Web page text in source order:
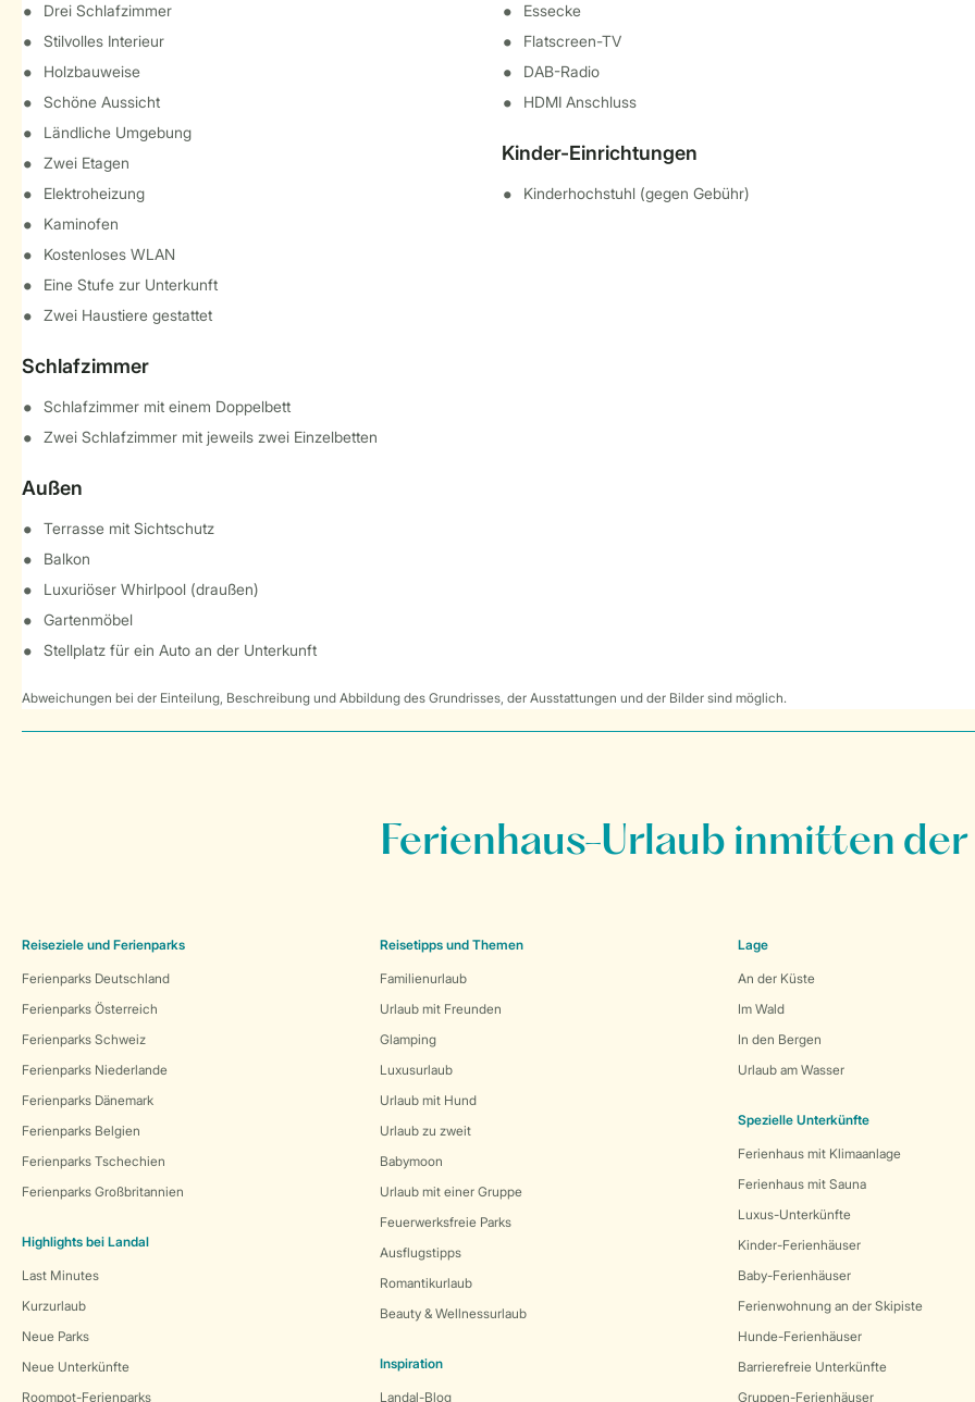
Drei Schlafzimmer
Stilvolles Interieur
Holzbauweise
Schöne Aussicht
Ländliche Umgebung
Zwei Etagen
Elektroheizung
Kaminofen
Kostenloses WLAN
Eine Stufe zur Unterkunft
Zwei Haustiere gestattet
Schlafzimmer
Schlafzimmer mit einem Doppelbett
Zwei Schlafzimmer mit jeweils zwei Einzelbetten
Außen
Terrasse mit Sichtschutz
Balkon
Luxuriöser Whirlpool (draußen)
Gartenmöbel
Stellplatz für ein Auto an der Unterkunft
Essecke
Flatscreen-TV
DAB-Radio
HDMI Anschluss
Kinder-Einrichtungen
Kinderhochstuhl (gegen Gebühr)
Abweichungen bei der Einteilung, Beschreibung und Abbildung des Grundrisses, der Ausstattungen und der Bilder sind möglich.
Ferienhaus-Urlaub inmitten
Reiseziele und Ferienparks
Ferienparks Deutschland
Ferienparks Österreich
Ferienparks Schweiz
Ferienparks Niederlande
Ferienparks Dänemark
Ferienparks Belgien
Ferienparks Tschechien
Ferienparks Großbritannien
Highlights bei Landal
Last Minutes
Kurzurlaub
Neue Parks
Neue Unterkünfte
Roompot-Ferienparks
Reisetipps und Themen
Familienurlaub
Urlaub mit Freunden
Glamping
Luxusurlaub
Urlaub mit Hund
Urlaub zu zweit
Babymoon
Urlaub mit einer Gruppe
Feuerwerksfreie Parks
Ausflugstipps
Romantikurlaub
Beauty & Wellnessurlaub
Inspiration
Landal-Blog
Lage
An der Küste
Im Wald
In den Bergen
Urlaub am Wasser
Spezielle Unterkünfte
Ferienhaus mit Klimaanlage
Ferienhaus mit Sauna
Luxus-Unterkünfte
Kinder-Ferienhäuser
Baby-Ferienhäuser
Ferienwohnung an der Skipiste
Hunde-Ferienhäuser
Barrierefreie Unterkünfte
Gruppen-Ferienhäuser